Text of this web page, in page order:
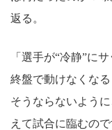
返る。
「選手が“冷静”に
終盤で動けなくな
そうならないよう
えて試合に臨むので